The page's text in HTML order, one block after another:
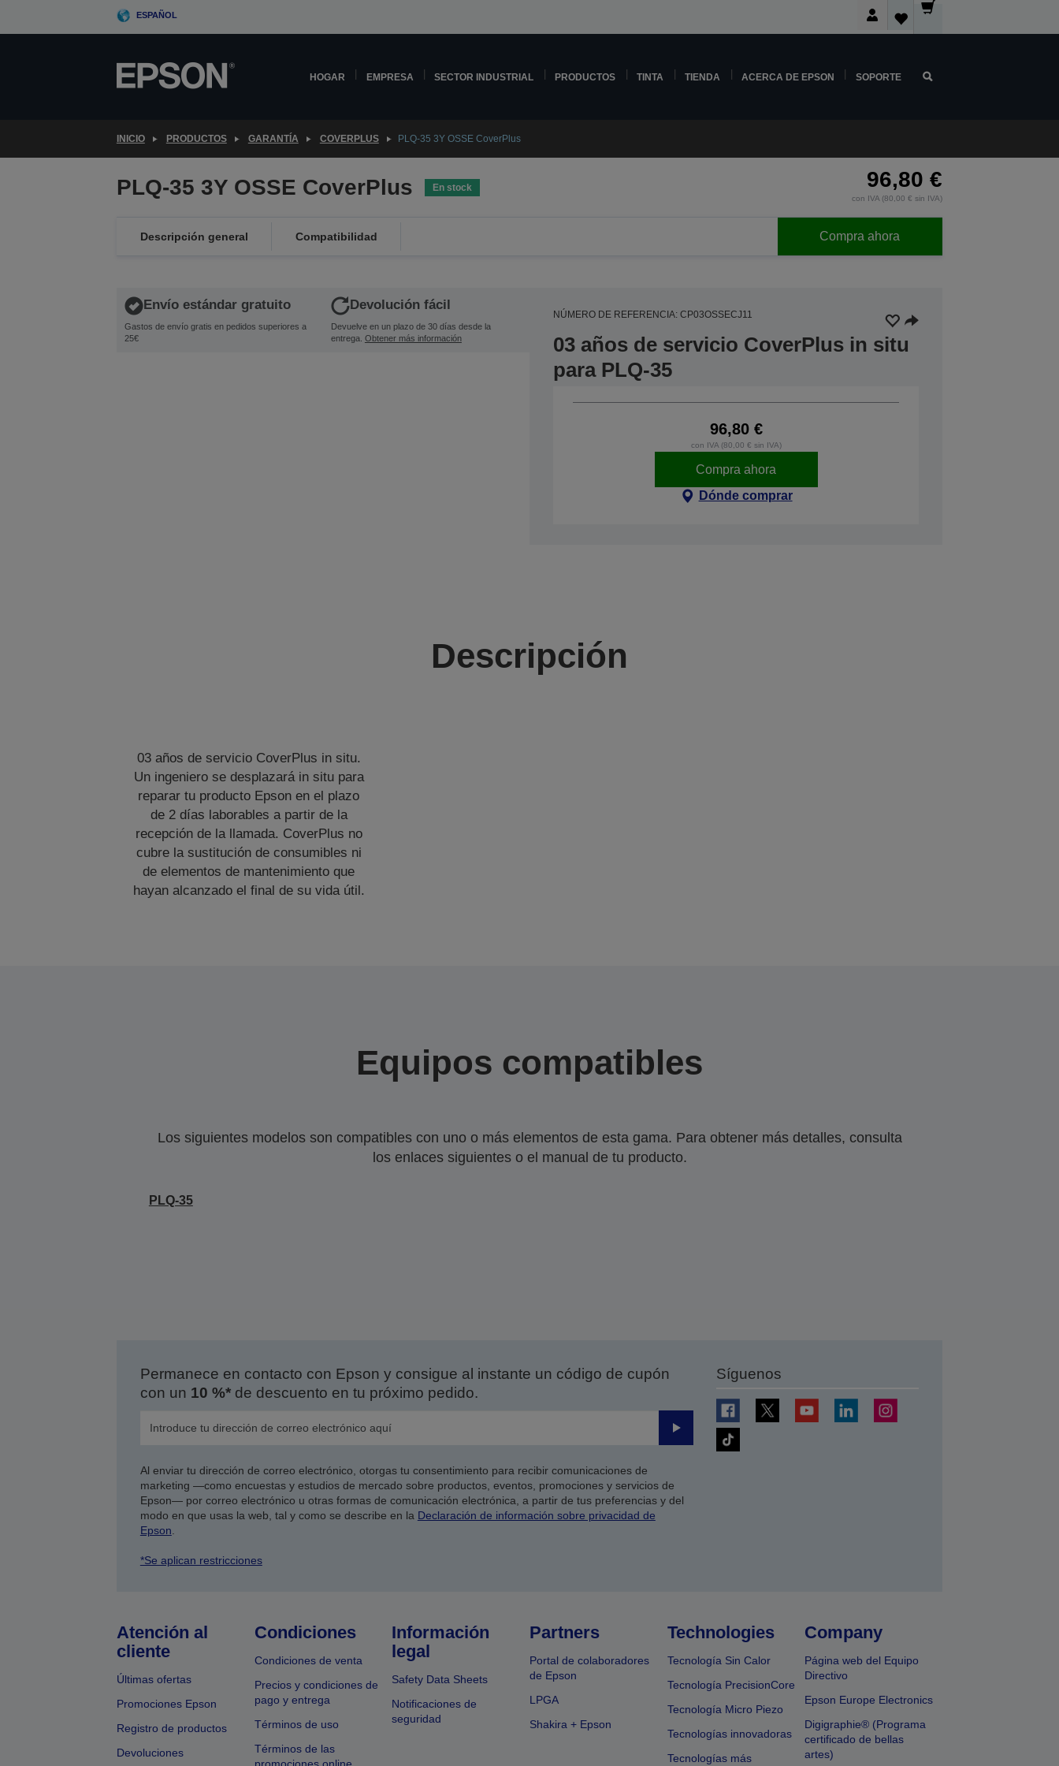
ESPAÑOL
HOGAR EMPRESA SECTOR INDUSTRIAL PRODUCTOS TINTA TIENDA ACERCA DE EPSON SOPORTE
INICIO PRODUCTOS GARANTÍA COVERPLUS PLQ-35 3Y OSSE CoverPlus
PLQ-35 3Y OSSE CoverPlus En stock 96,80 €
con IVA (80,00 € sin IVA)
Descripción general Compatibilidad Compra ahora
Envío estándar gratuito
Gastos de envío gratis en pedidos superiores a
25€
Devolución fácil
Devuelve en un plazo de 30 días desde la
entrega. Obtener más información
NÚMERO DE REFERENCIA: CP03OSSECJ11
03 años de servicio CoverPlus in situ
para PLQ-35
96,80 €
con IVA (80,00 € sin IVA)
Compra ahora
Dónde comprar
Descripción
03 años de servicio CoverPlus in situ.
Un ingeniero se desplazará in situ para
reparar tu producto Epson en el plazo
de 2 días laborables a partir de la
recepción de la llamada. CoverPlus no
cubre la sustitución de consumibles ni
de elementos de mantenimiento que
hayan alcanzado el final de su vida útil.
Equipos compatibles
Los siguientes modelos son compatibles con uno o más elementos de esta gama. Para obtener más detalles, consulta
los enlaces siguientes o el manual de tu producto.
PLQ-35
Permanece en contacto con Epson y consigue al instante un código de cupón
con un 10 %*de descuento en tu próximo pedido.
Enviar
Al enviar tu dirección de correo electrónico, otorgas tu consentimiento para recibir comunicaciones de
marketing —como encuestas y estudios de mercado sobre productos, eventos, promociones y servicios de
Epson— por correo electrónico u otras formas de comunicación electrónica, a partir de tus preferencias y del
modo en que usas la web, tal y como se describe en la Declaración de información sobre privacidad de
Epson
*Se aplican restricciones
Síguenos
Atención al
cliente
Últimas ofertas
Promociones Epson
Registro de productos
Devoluciones
Condiciones
Condiciones de venta
Precios y condiciones de
pago y entrega
Términos de uso
Términos de las
Información
legal
Safety Data Sheets
Notificaciones de
seguridad
Partners
Portal de colaboradores
de Epson
LPGA
Shakira + Epson
Technologies
Tecnología Sin Calor
Tecnología PrecisionCore
Tecnología Micro Piezo
Tecnologías innovadoras
Tecnologías más
Company
Página web del Equipo
Directivo
Epson Europe Electronics
Digigraphie® (Programa
certificado de bellas
artes)